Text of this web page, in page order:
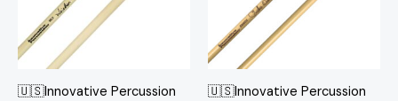
🇺🇸Innovative Percussion
🇺🇸Innovative Percussion